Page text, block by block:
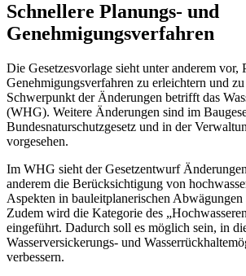
Schnellere Planungs- und
Genehmigungsverfahren
Die Gesetzesvorlage sieht unter anderem vor,
Genehmigungsverfahren zu erleichtern und
Schwerpunkt der Änderungen betrifft das
(WHG). Weitere Änderungen sind im
Bundesnaturschutzgesetz und in der
vorgesehen.
Im WHG sieht der Gesetzentwurf
anderem die Berücksichtigung von
Aspekten in bauleitplanerischen Abwägungen
Zudem wird die Kategorie des
eingeführt. Dadurch soll es möglich sein, in
Wasserversickerungs- und
verbessern.